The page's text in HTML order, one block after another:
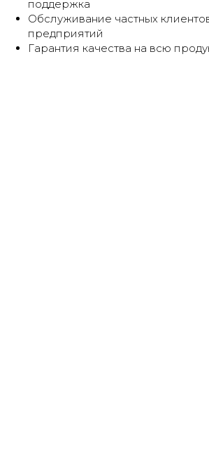
поддержка
Обслуживание частных
предприятий
Гарантия качества на всю